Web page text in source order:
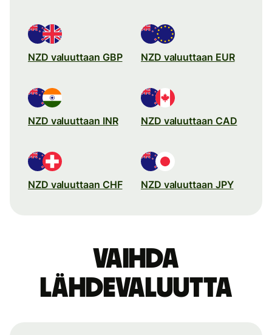
NZD valuuttaan GBP NZD valuuttaan EUR
NZD valuuttaan INR NZD valuuttaan CAD
NZD valuuttaan CHF NZD valuuttaan JPY
Vaihda
lähdevaluutta